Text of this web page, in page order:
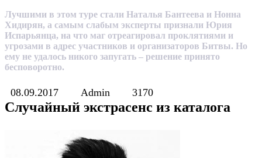
Лучшими в этом туре стали Наталья Бантеева и Нонна
Хидирян, а самым слабым эксперты признали Юрия
Испарьянца, на что маг отреагировал проклятиями и
угрозами в адрес участников и организаторов Битвы. Но
ему не удалось никого запугать – решение принято
бесповоротно.
08.09.2017 Admin 3170
Случайный экстрасенс из каталога